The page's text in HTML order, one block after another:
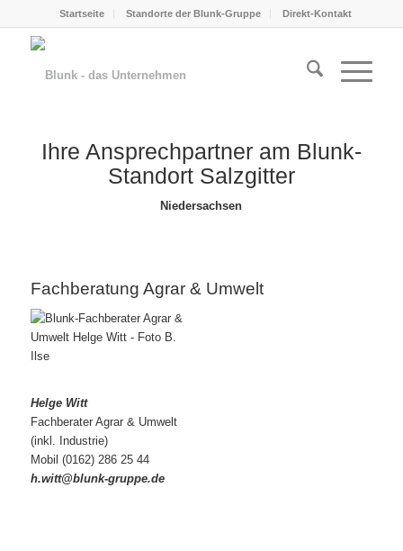
Startseite Standorte der Blunk-Gruppe Direkt-Kontakt
Ihre Ansprechpartner am Blunk-
Standort Salzgitter
Niedersachsen
Fachberatung Agrar & Umwelt
Helge Witt
Fachberater Agrar & Umwelt
(inkl. Industrie)
Mobil (0162) 286 25 44
h.witt@blunk-gruppe.de